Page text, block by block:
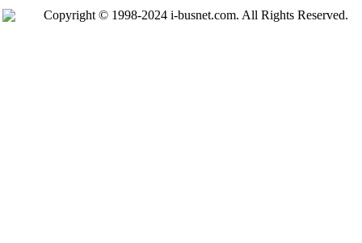
Copyright © 1998-2024 i-busnet.com. All Rights Reserved.